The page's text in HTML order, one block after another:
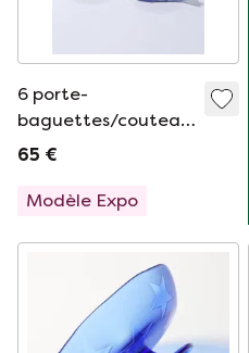
6 porte-
baguettes/couteaux
carpes koï en
années 1960-1980
65 €
Modèle Expo